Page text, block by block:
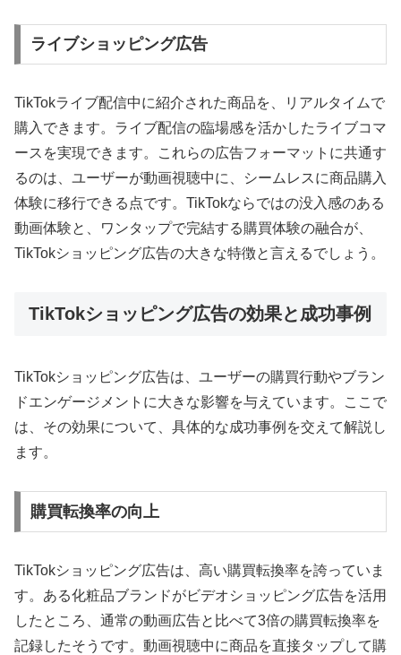
ライブショッピング広告
TikTokライブ配信中に紹介された商品を、リアルタイムで
購入できます。ライブ配信の臨場感を活かしたライブコマ
ースを実現できます。これらの広告フォーマットに共通す
るのは、ユーザーが動画視聴中に、シームレスに商品購入
体験に移行できる点です。TikTokならではの没入感のある
動画体験と、ワンタップで完結する購買体験の融合が、
TikTokショッピング広告の大きな特徴と言えるでしょう。
TikTokショッピング広告の効果と成功事例
TikTokショッピング広告は、ユーザーの購買行動やブラン
ドエンゲージメントに大きな影響を与えています。ここで
は、その効果について、具体的な成功事例を交えて解説し
ます。
購買転換率の向上
TikTokショッピング広告は、高い購買転換率を誇っていま
す。ある化粧品ブランドがビデオショッピング広告を活用
したところ、通常の動画広告と比べて3倍の購買転換率を
記録したそうです。動画視聴中に商品を直接タップして購